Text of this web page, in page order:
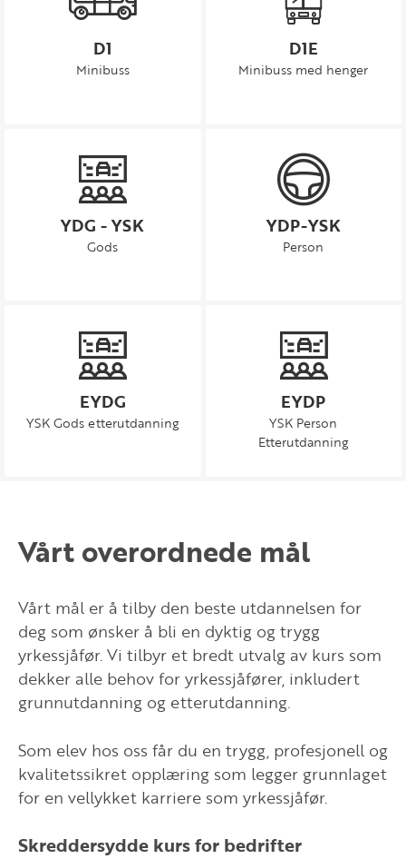
D1
Minibuss
D1E
Minibuss med henger
YDG - YSK
Gods
YDP-YSK
Person
EYDG
YSK Gods etterutdanning
EYDP
YSK Person
Etterutdanning
Vårt overordnede mål
Vårt mål er å tilby den beste utdannelsen for
deg som ønsker å bli en dyktig og trygg
yrkessjåfør. Vi tilbyr et bredt utvalg av kurs som
dekker alle behov for yrkessjåfører, inkludert
grunnutdanning og etterutdanning.
Som elev hos oss får du en trygg, profesjonell og
kvalitetssikret opplæring som legger grunnlaget
for en vellykket karriere som yrkessjåfør.
Skreddersydde kurs for bedrifter